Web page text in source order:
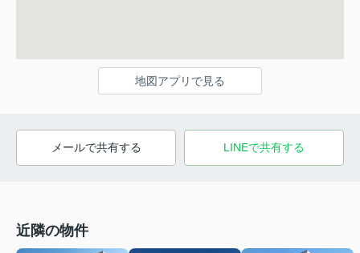
地図アプリで見る
メールで共有する LINEで共有する
近隣の物件